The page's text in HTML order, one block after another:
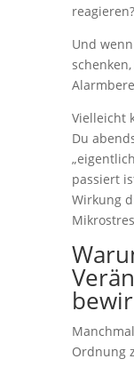
Und
Vielleicht
Du
passiert
Wirkung
Ordnung